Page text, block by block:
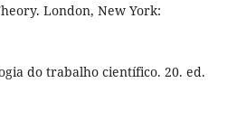
London, New York:
do trabalho científico. 20. ed.